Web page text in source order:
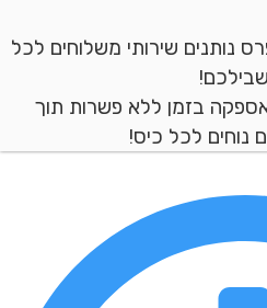
שירותי משלוחים לכל
בזמן ללא פשרות תוך
לכל כיס!